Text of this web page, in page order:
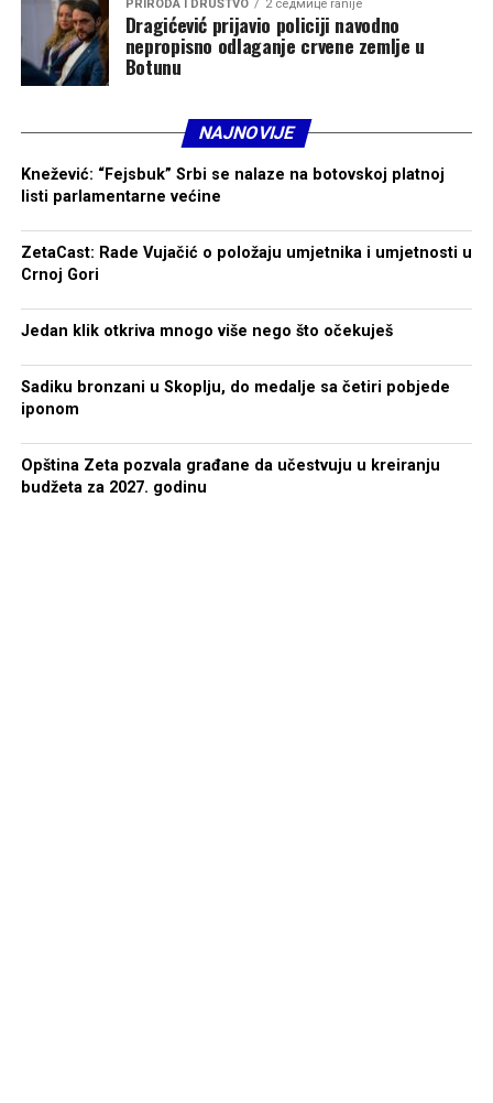
PRIRODA I DRUŠTVO 2 седмице ranije
Dragićević prijavio policiji navodno
nepropisno odlaganje crvene zemlje u
Botunu
NAJNOVIJE
Knežević: “Fejsbuk” Srbi se nalaze na botovskoj platnoj
listi parlamentarne većine
ZetaCast: Rade Vujačić o položaju umjetnika i umjetnosti u
Crnoj Gori
Jedan klik otkriva mnogo više nego što očekuješ
Sadiku bronzani u Skoplju, do medalje sa četiri pobjede
iponom
Opština Zeta pozvala građane da učestvuju u kreiranju
budžeta za 2027. godinu